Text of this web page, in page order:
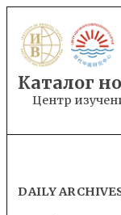
to
content
Каталог
Центр
DAILY